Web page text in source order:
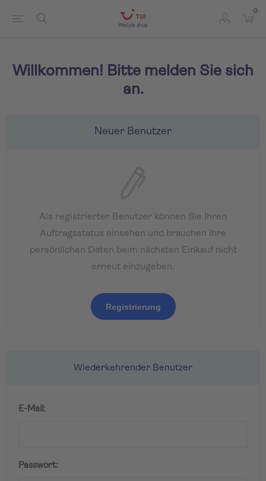
0
Willkommen! Bitte melden Sie sich
an.
Neuer Benutzer
Als registrierter Benutzer können Sie Ihren
Auftragsstatus einsehen und brauchen Ihre
persönlichen Daten beim nächsten Einkauf nicht
erneut einzugeben.
Registrierung
Wiederkehrender Benutzer
E-Mail:
Passwort: